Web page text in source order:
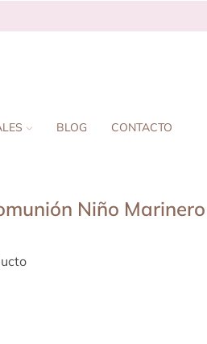
BLOG CONTACTO
Niño Marinero